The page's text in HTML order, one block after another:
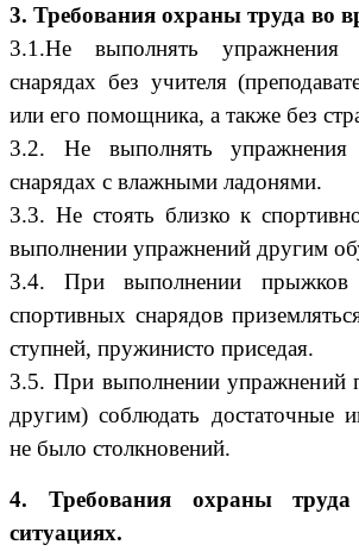
3. Требования охраны труда во
3.1.Не выполнять упражнения
снарядах без учителя
или его помощника, а также без
3.2. Не выполнять упражнения
снарядах с влажными ладонями.
3.3. Не стоять близко к
выполнении упражнений другим
3.4. При выполнении прыжков
спортивных снарядов
ступней, пружинисто приседая.
3.5. При выполнении упражнений
другим) соблюдать достаточные
не было столкновений.
4. Требования охраны
ситуациях.